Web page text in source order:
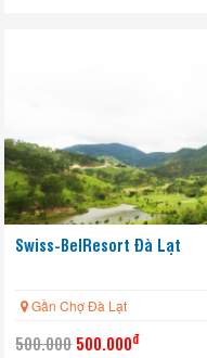
Yêu thích
Swiss-BelResort Đà Lạt
Gần Chợ Đà Lạt
500.000 500.000đ